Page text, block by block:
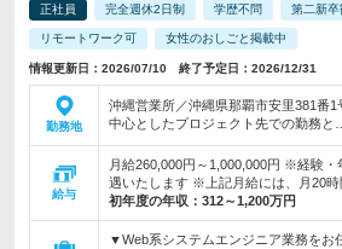
正社員 完全週休2日制 学歴不問 第二新卒
リモートワーク可 女性のおしごと掲載中
情報更新日：2026/07/10 終了予定日：2026/12/31
勤務地
沖縄営業所／沖縄県那覇市安里381番
中心としたプロジェクト先での勤務と…
給与
月給260,000円～1,000,000円 ※経験・
遇いたします ※上記月給には、月20時
初年度の年収： 312～1,200万円
▼Web系システムエンジニア業務をお